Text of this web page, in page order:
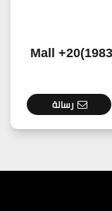
مول نيديت تاور العاصمة الادارية (19839)20+ Mall
رسالة